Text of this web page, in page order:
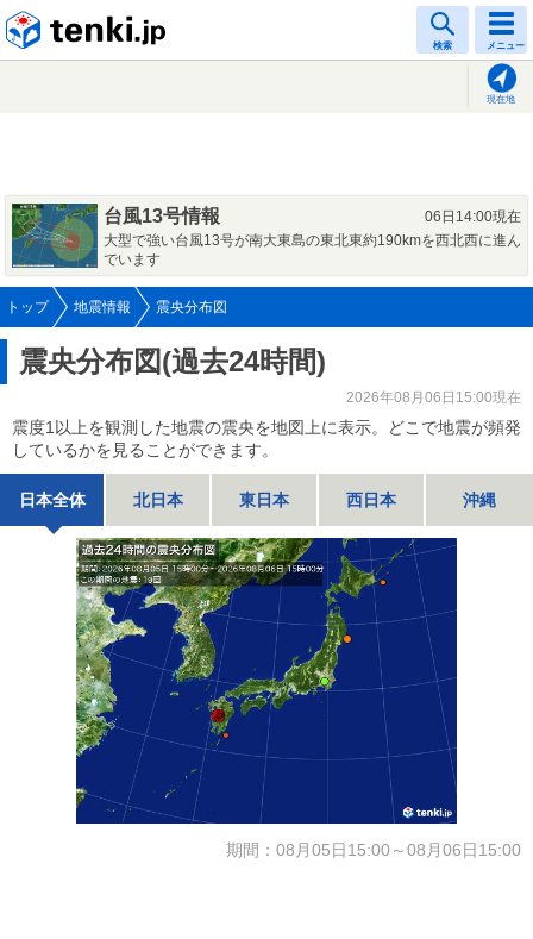
検索 メニュー
現在地
台風13号情報
06日14:00現在
大型で強い台風13号が南大東島の東北東約190kmを西北西に進ん
でいます
トップ 地震情報 震央分布図
震央分布図(過去24時間)
2026年08月06日15:00現在
震度1以上を観測した地震の震央を地図上に表示。どこで地震が頻発
しているかを見ることができます。
日本全体 北日本 東日本 西日本 沖縄
期間：08月05日15:00～08月06日15:00